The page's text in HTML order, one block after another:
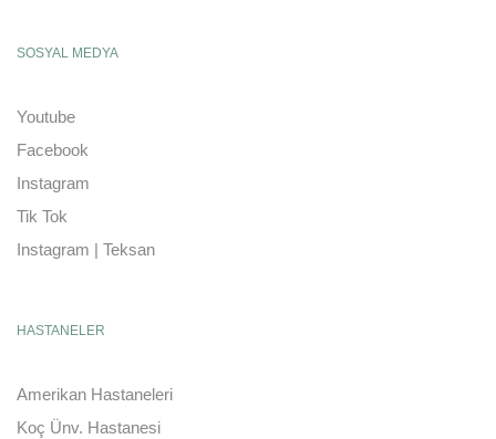
SOSYAL MEDYA
Youtube
Facebook
Instagram
Tik Tok
Instagram | Teksan
HASTANELER
Amerikan Hastaneleri
Koç Ünv. Hastanesi